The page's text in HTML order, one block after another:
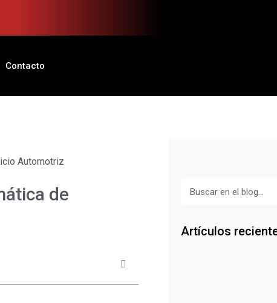
Contacto
Automotriz
de
Artículos